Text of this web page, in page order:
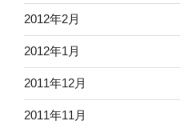
2012年2月
2012年1月
2011年12月
2011年11月